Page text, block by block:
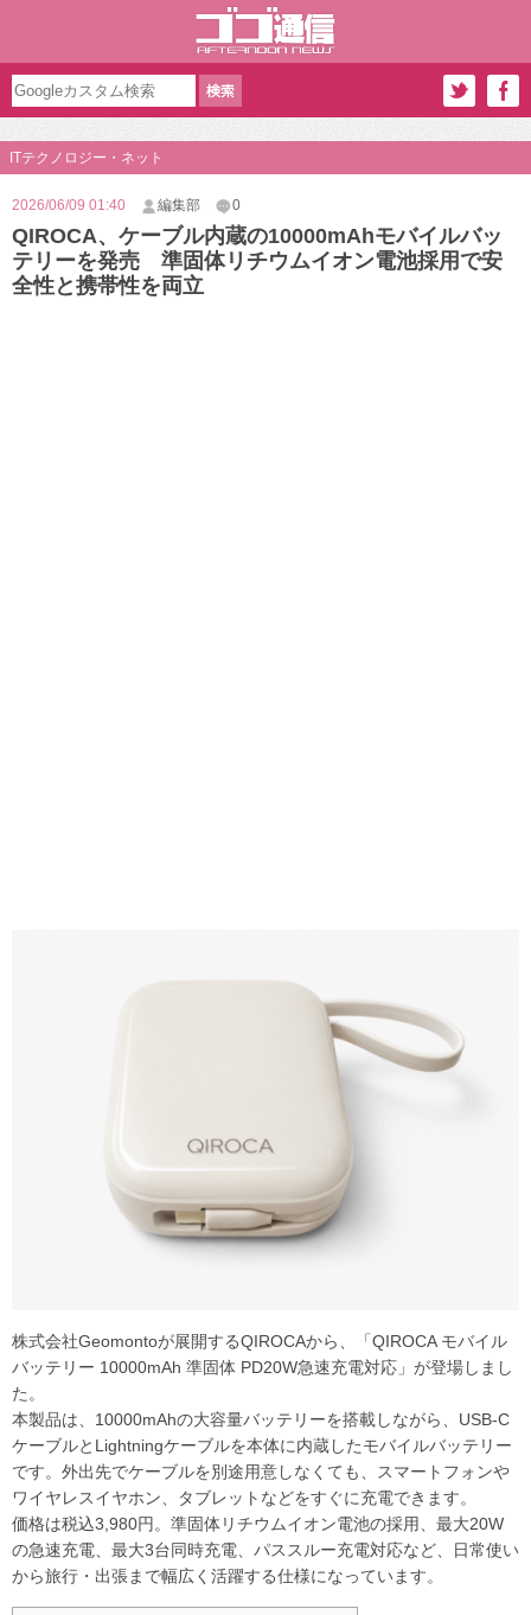
ITテクノロジー・ネット
2026/06/09 01:40 編集部 0
QIROCA、ケーブル内蔵の10000mAhモバイルバッ
テリーを発売 準固体リチウムイオン電池採用で安
全性と携帯性を両立
株式会社Geomontoが展開するQIROCAから、「QIROCA モバイル
バッテリー 10000mAh 準固体 PD20W急速充電対応」が登場しまし
た。
本製品は、10000mAhの大容量バッテリーを搭載しながら、USB-C
ケーブルとLightningケーブルを本体に内蔵したモバイルバッテリー
です。外出先でケーブルを別途用意しなくても、スマートフォンや
ワイヤレスイヤホン、タブレットなどをすぐに充電できます。
価格は税込3,980円。準固体リチウムイオン電池の採用、最大20W
の急速充電、最大3台同時充電、パススルー充電対応など、日常使い
から旅行・出張まで幅広く活躍する仕様になっています。